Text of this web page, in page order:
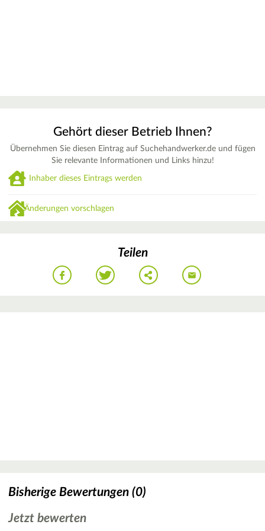
Gehört dieser Betrieb Ihnen?
Übernehmen Sie diesen Eintrag auf Suchehandwerker.de und fügen
Sie relevante Informationen und Links hinzu!
Inhaber dieses Eintrags werden
Änderungen vorschlagen
Teilen
Bisherige Bewertungen (0)
Jetzt bewerten